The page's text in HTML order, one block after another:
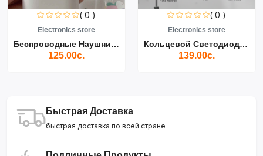
( 0 )
Electronics store
Беспроводные Наушники Air...
125.00с.
( 0 )
Electronics store
Кольцевой Светодиодный Св...
139.00с.
Быстрая Доставка
быстрая доставка по всей стране